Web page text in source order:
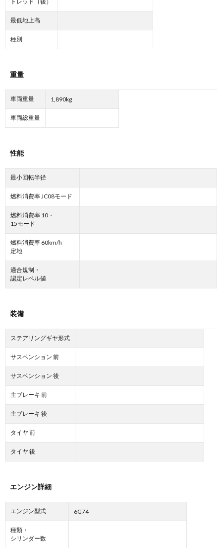
最低地上高
種別
重量
車両重量 1,890kg
車両総重量
性能
最小回転半径
燃料消費率 JC08モード
燃料消費率 10・
15モード
燃料消費率 60km/h
定地
適合規制・
認定レベル値
装備
ステアリングギヤ形式
サスペンション 前
サスペンション 後
主ブレーキ 前
主ブレーキ 後
タイヤ 前
タイヤ 後
エンジン詳細
エンジン型式 6G74
種類・
シリンダー数